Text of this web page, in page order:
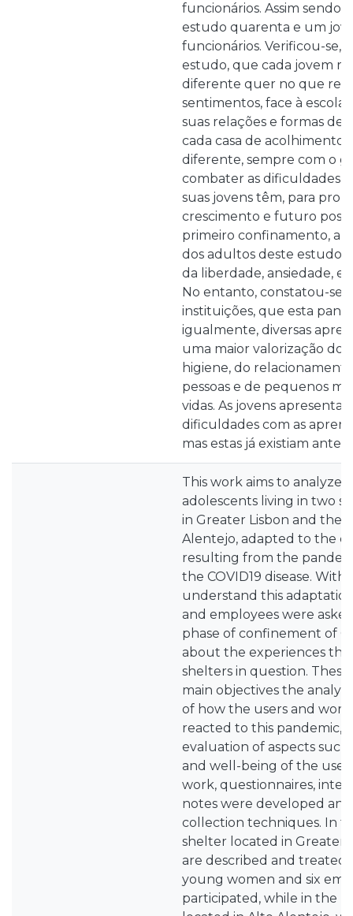
funcionários. Assim sendo,
estudo quarenta e um
funcionários. Verificou-se,
estudo, que cada jovem
diferente quer no que
sentimentos, face à
suas relações e formas de
cada casa de acolhimento
diferente, sempre com o
combater as dificuldades
suas jovens têm, para
crescimento e futuro
primeiro confinamento, a
dos adultos deste estudo
da liberdade, ansiedade,
No entanto, constatou-se
instituições, que esta
igualmente, diversas
uma maior valorização
higiene, do
pessoas e de pequenos
vidas. As jovens
dificuldades com as
mas estas já existiam
This work aims to analyze
adolescents living in two
in Greater Lisbon and the
Alentejo, adapted to the
resulting from the
the COVID19 disease. With
understand this
and employees were
phase of confinement of
about the experiences
shelters in question.
main objectives the
of how the users and
reacted to this pandemic,
evaluation of aspects
and well-being of the
work, questionnaires,
notes were developed
collection techniques. In
shelter located in Greater
are described and treated
young women and six
participated, while in the